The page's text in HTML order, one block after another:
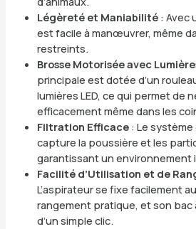
Légèreté et Maniabilité: Avec
est facile à manœuvrer, même
restreints.
Brosse Motorisée avec
principale est dotée d’un
lumières LED, ce qui permet de
efficacement même dans les
Filtration Efficace: Le système
capture la poussière et les
garantissant un environnement
Facilité d’Utilisation et de
L’aspirateur se fixe facilement
rangement pratique, et son bac
d’un simple clic.